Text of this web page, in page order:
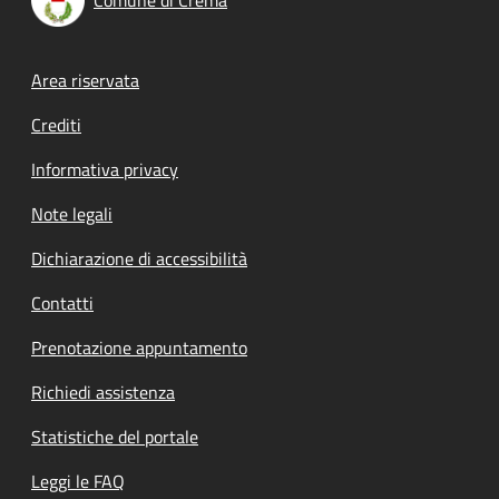
Footer menu
Area riservata
Crediti
Informativa privacy
Note legali
Dichiarazione di accessibilità
Contatti
Prenotazione appuntamento
Richiedi assistenza
Statistiche del portale
Leggi le FAQ